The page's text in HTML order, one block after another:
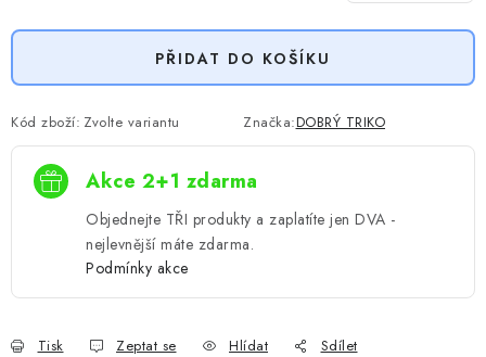
PŘIDAT DO KOŠÍKU
Kód zboží: Zvolte variantu Značka:DOBRÝ TRIKO
Akce 2+1 zdarma
Objednejte TŘI produkty a zaplatíte jen DVA -
nejlevnější máte zdarma.
Podmínky akce
Tisk Zeptat se Hlídat Sdílet